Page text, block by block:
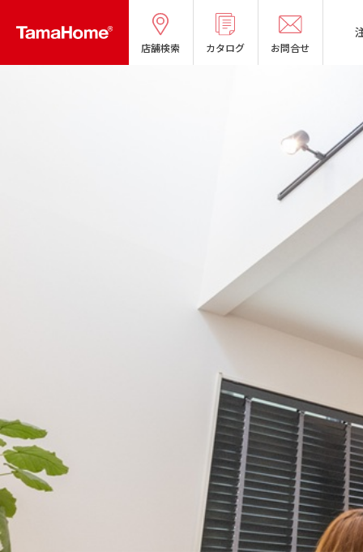
店舗検索 カタログ お問合せ
タマホームの考える
よくあるご質問